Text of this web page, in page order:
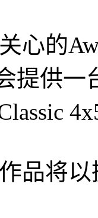
心的
提供一
品将